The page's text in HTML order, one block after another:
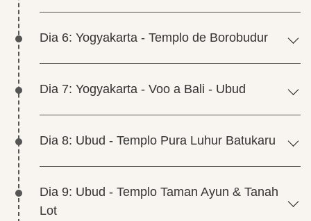
Dia 6: Yogyakarta - Templo de Borobudur
Dia 7: Yogyakarta - Voo a Bali - Ubud
Dia 8: Ubud - Templo Pura Luhur Batukaru
Dia 9: Ubud - Templo Taman Ayun & Tanah
Lot